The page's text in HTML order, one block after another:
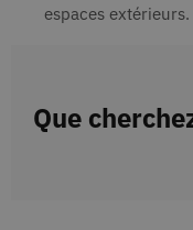
espaces extérieurs.
Que